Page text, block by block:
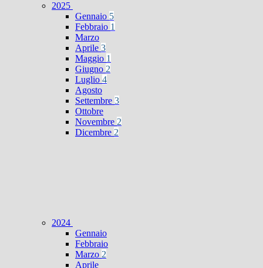
2025
Gennaio 5
Febbraio 1
Marzo
Aprile 3
Maggio 1
Giugno 2
Luglio 4
Agosto
Settembre 3
Ottobre
Novembre 2
Dicembre 2
2024
Gennaio
Febbraio
Marzo 2
Aprile